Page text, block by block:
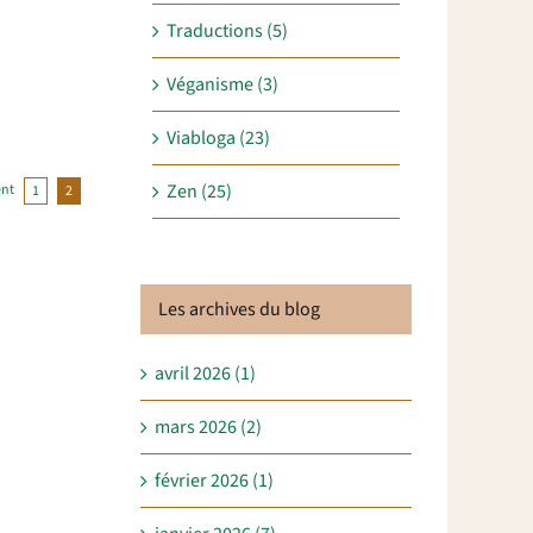
1 2
Traductions (5)
Véganisme (3)
Viabloga (23)
Zen (25)
Les archives du blog
avril 2026 (1)
mars 2026 (2)
février 2026 (1)